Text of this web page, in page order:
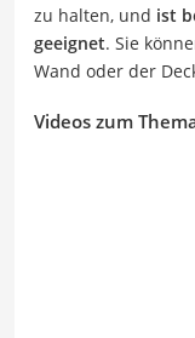
zu halten, und ist
geeignet. Sie
Wand oder der
Videos zum